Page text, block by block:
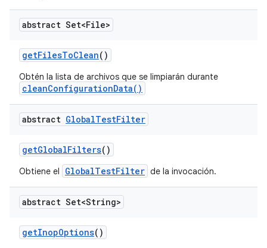
abstract Set<File>
getFilesToClean()
Obtén la lista de archivos que se limpiarán durante
cleanConfigurationData()
abstract GlobalTestFilter
getGlobalFilters()
Obtiene el GlobalTestFilter de la invocación.
abstract Set<String>
getInopOptions()